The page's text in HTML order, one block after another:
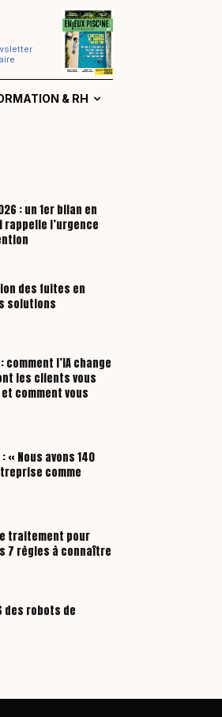
& RH
: un 1er bilan en
rappelle l’urgence
des fuites en
solutions
l’IA change
les clients vous
comment vous
« Nous avons 140
comme
traitement pour
7 règles à connaître
des robots de